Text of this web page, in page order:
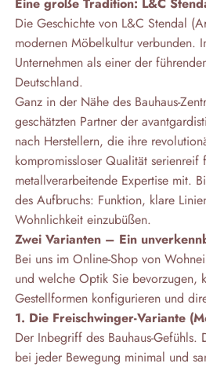
Die Geschichte von L&C Stendal
modernen Möbelkultur verbunden.
Unternehmen als einer der
Deutschland.
Ganz in der Nähe des Bauhaus-
geschätzten Partner der
nach Herstellern, die ihre
kompromissloser Qualität
metallverarbeitende Expertise mit.
des Aufbruchs: Funktion, klare
Wohnlichkeit einzubüßen.
Zwei Varianten – Ein
Bei uns im Online-Shop von
und welche Optik Sie bevorzugen,
Gestellformen konfigurieren und
1. Die Freischwinger-Variante
Der Inbegriff des Bauhaus-
bei jeder Bewegung minimal und